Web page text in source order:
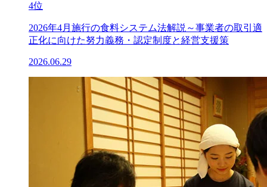
4位
2026年4月施行の食料システム法解説～事業者の取引適
正化に向けた努力義務・認定制度と経営支援策
2026.06.29